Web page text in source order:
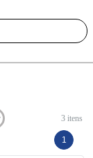
3itens
1